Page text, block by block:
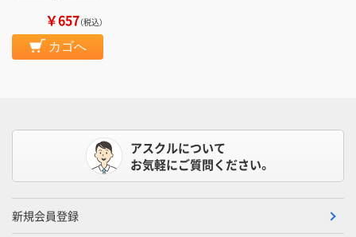
￥657（税込）
カゴへ
アスクルについて
お気軽にご質問ください。
新規会員登録